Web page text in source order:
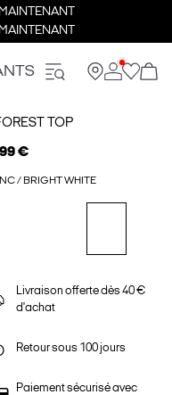
TOP
€
/ BRIGHT WHITE
Livraison offerte dès 40 €
d'achat
Retour sous 100 jours
Paiement sécurisé avec